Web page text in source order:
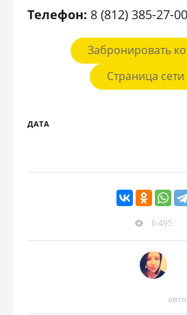
Телефон: 8 (812) 385-27-
Забронировать
Страница сети
ДАТА
6 495